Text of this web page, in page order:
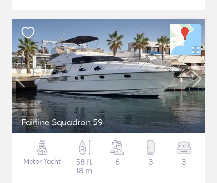
Fairline Squadron 59
Motor Yacht
58 ft
18 m
6 3 3